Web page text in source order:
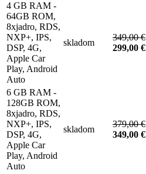
4 GB RAM -
64GB ROM,
8xjadro, RDS,
NXP+, IPS,
DSP, 4G,
Apple Car
Play, Android
Auto
skladom
349,00 €
299,00 €
6 GB RAM -
128GB ROM,
8xjadro, RDS,
NXP+, IPS,
DSP, 4G,
Apple Car
Play, Android
Auto
skladom
379,00 €
349,00 €